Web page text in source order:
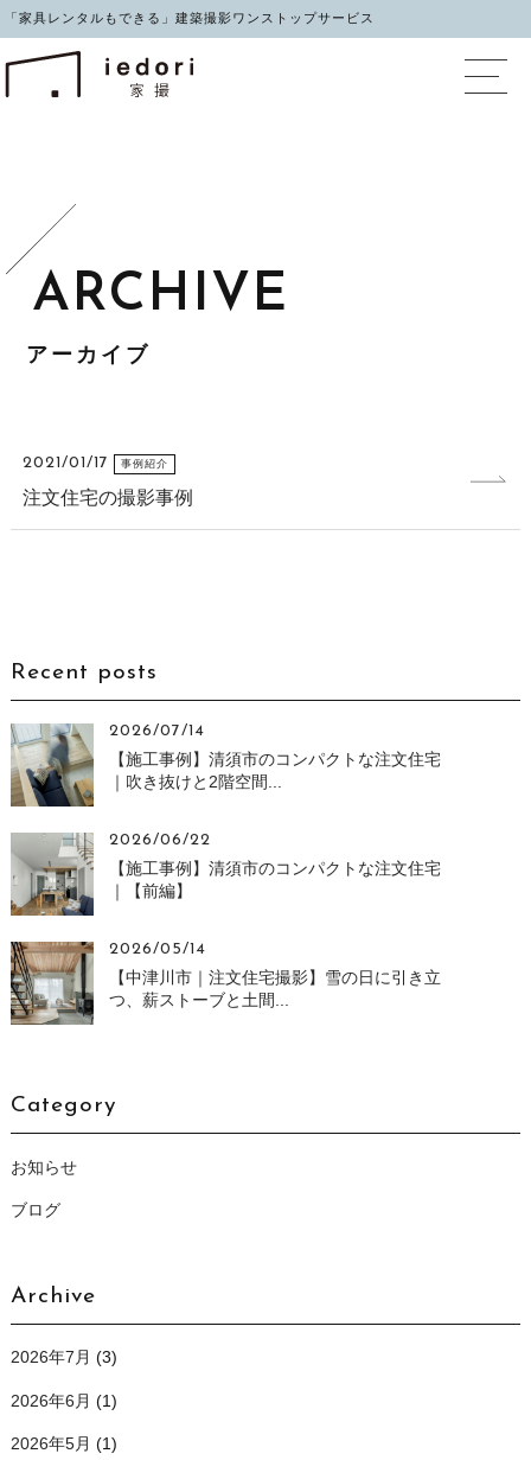
「家具レンタルもできる」建築撮影ワンストップサービス
イエドリ（家撮）家
アーカイブ
2021/01/17 事例紹介
注文住宅の撮影事例
Recent posts
2026/07/14
【施工事例】清須市のコンパクトな注文住宅
｜吹き抜けと2階空間...
2026/06/22
【施工事例】清須市のコンパクトな注文住宅
｜【前編】
2026/05/14
【中津川市｜注文住宅撮影】雪の日に引き立
つ、薪ストーブと土間...
Category
お知らせ
ブログ
Archive
2026年7月 (3)
2026年6月 (1)
2026年5月 (1)